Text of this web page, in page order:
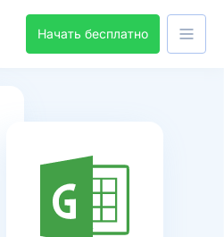
Начать бесплатно